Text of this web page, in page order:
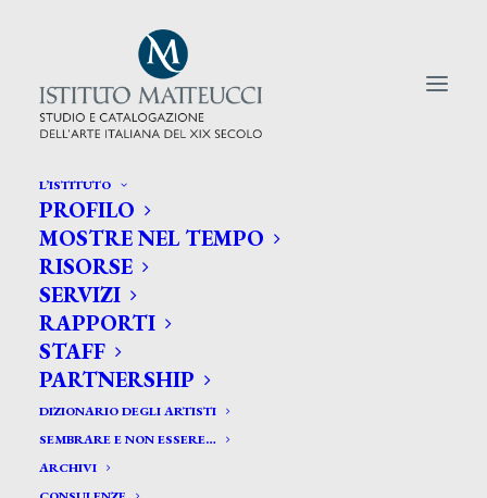
L’ISTITUTO
PROFILO
MOSTRE NEL TEMPO
RISORSE
SERVIZI
RAPPORTI
STAFF
PARTNERSHIP
DIZIONARIO DEGLI ARTISTI
SEMBRARE E NON ESSERE…
ARCHIVI
CERCA TRA GLI ARTISTI:
Search
for: